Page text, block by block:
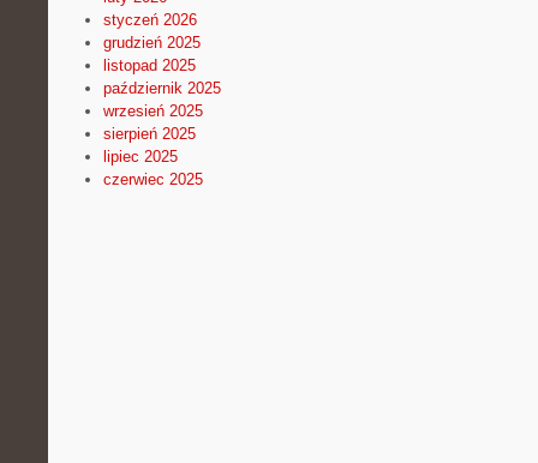
styczeń 2026
grudzień 2025
listopad 2025
październik 2025
wrzesień 2025
sierpień 2025
lipiec 2025
czerwiec 2025